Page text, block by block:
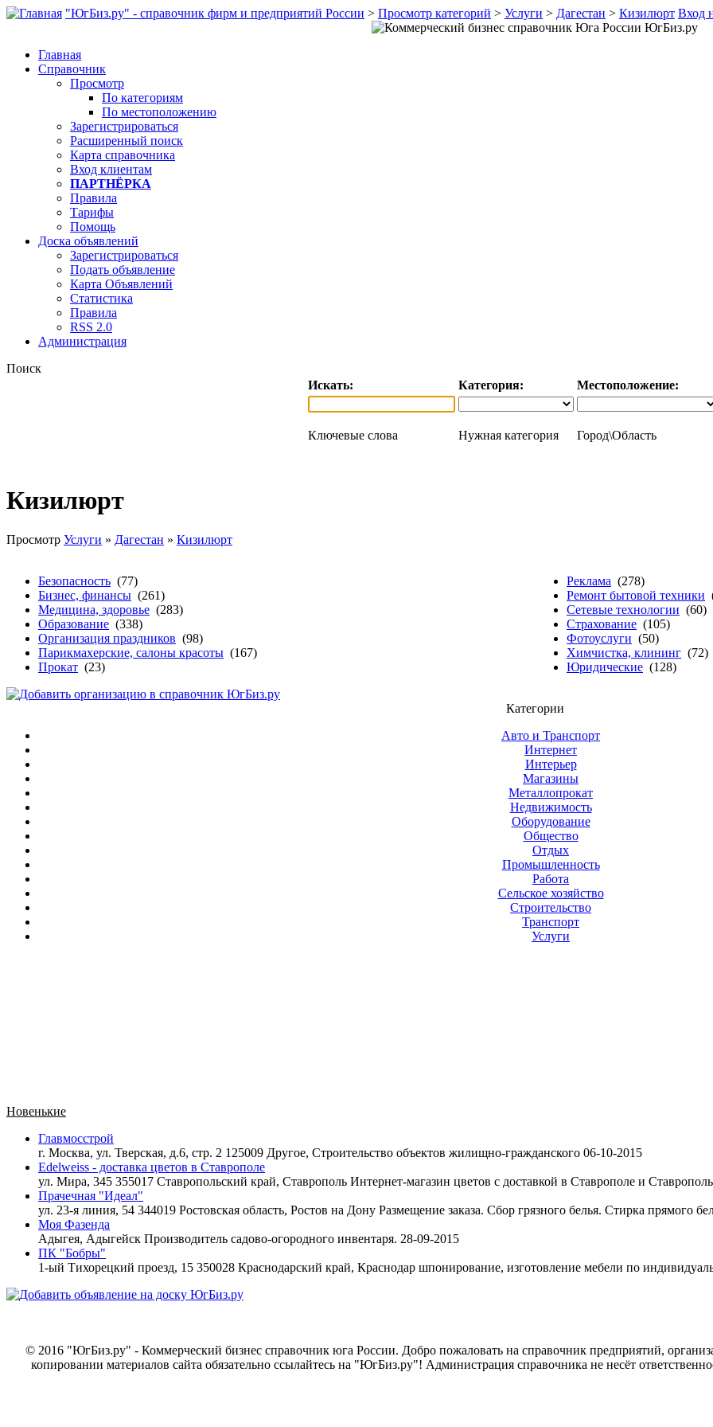
"ЮгБиз.ру" - справочник фирм и предприятий России > Просмотр категорий > Услуги > Дагестан > Кизилюрт Вход
Главная
Справочник
Просмотр
По категориям
По местоположению
Зарегистрироваться
Расширенный поиск
Карта справочника
Вход клиентам
ПАРТНЁРКА
Правила
Тарифы
Помощь
Доска объявлений
Зарегистрироваться
Подать объявление
Карта Объявлений
Статистика
Правила
RSS 2.0
Администрация
Поиск
Искать:
Категория: Местоположение:
Ключевые слова Нужная категория Город\Область
Кизилюрт
Просмотр Услуги » Дагестан » Кизилюрт
Безопасность (77)
Бизнес, финансы (261)
Медицина, здоровье (283)
Образование (338)
Организация праздников (98)
Парикмахерские, салоны красоты (167)
Прокат (23)
Реклама (278)
Ремонт бытовой техники
Сетевые технологии (60)
Страхование (105)
Фотоуслуги (50)
Химчистка, клининг (72)
Юридические (128)
Категории
Авто и Транспорт
Интернет
Интерьер
Магазины
Металлопрокат
Недвижимость
Оборудование
Общество
Отдых
Промышленность
Работа
Сельское хозяйство
Строительство
Транспорт
Услуги
Новенькие
Главмосстрой
г. Москва, ул. Тверская, д.6, стр. 2 125009 Другое, Строительство объектов жилищно-гражданского 06-10-2015
Edelweiss - доставка цветов в Ставрополе
ул. Мира, 345 355017 Ставропольский край, Ставрополь Интернет-магазин цветов с доставкой в Ставрополе и
Прачечная "Идеал"
ул. 23-я линия, 54 344019 Ростовская область, Ростов на Дону Размещение заказа. Сбор грязного белья. Стирка прямого
Моя Фазенда
Адыгея, Адыгейск Производитель садово-огородного инвентаря. 28-09-2015
ПК "Бобры"
1-ый Тихорецкий проезд, 15 350028 Краснодарский край, Краснодар шпонирование, изготовление мебели по
© 2016 "ЮгБиз.ру" - Коммерческий бизнес справочник юга России. Добро пожаловать на справочник предприятий,
копировании материалов сайта обязательно ссылайтесь на "ЮгБиз.ру"! Администрация справочника не несёт